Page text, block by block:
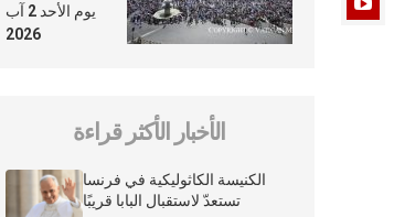
يوم الأحد 2 آب
2026
الأخبار الأكثر قراءة
الكنيسة الكاثوليكية في فرنسا
تستعدّ لاستقبال البابا قريبًا